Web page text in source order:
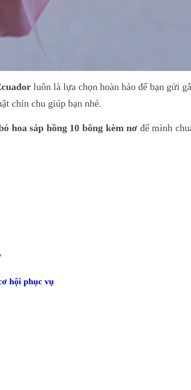
luôn là lựa chọn hoàn hảo để bạn gửi
chỉn chu giúp bạn nhé.
hoa sáp hồng 10 bông kèm nơ để mình
hội phục vụ